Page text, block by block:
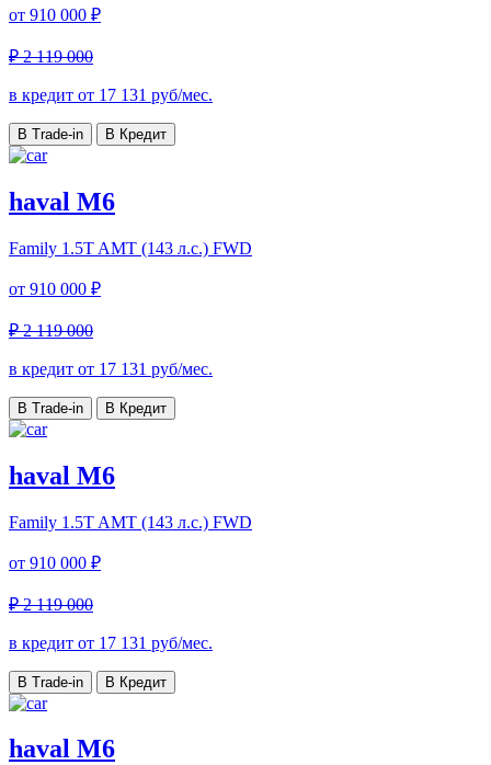
от 910 000 ₽
₽ 2 119 000
в кредит от 17 131 руб/мес.
В Trade-in В Кредит
haval M6
Family 1.5T AMT (143 л.с.) FWD
от 910 000 ₽
₽ 2 119 000
в кредит от 17 131 руб/мес.
В Trade-in В Кредит
haval M6
Family 1.5T AMT (143 л.с.) FWD
от 910 000 ₽
₽ 2 119 000
в кредит от 17 131 руб/мес.
В Trade-in В Кредит
haval M6